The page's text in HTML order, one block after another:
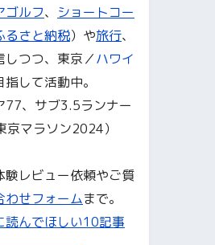
ゴルフ、 ショートコー
るさと納税）や旅行、
しつつ、東京／ハワイ
して活動中。
77、サブ3.5ランナー
京マラソン2024）
験レビュー依頼やご質
わせフォームまで。
読んでほしい10記事